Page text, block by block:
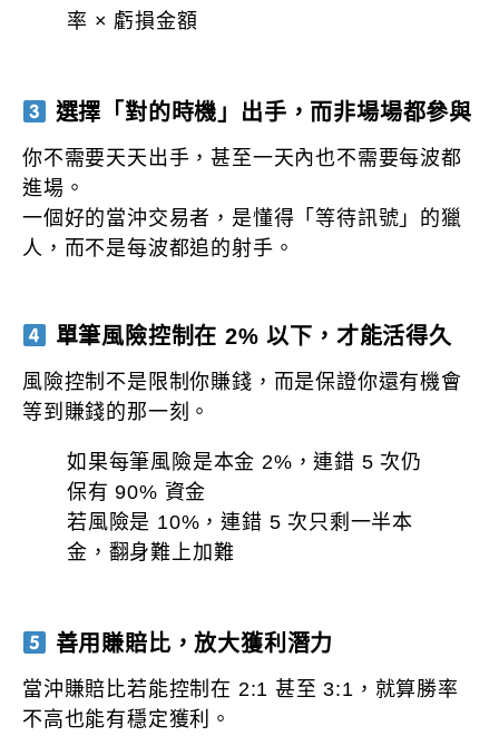
率 × 虧損金額
選擇「對的時機」出手，而非場場都參與
你不需要天天出手，甚至一天內也不需要每波都
進場。
一個好的當沖交易者，是懂得「等待訊號」的獵
人，而不是每波都追的射手。
單筆風險控制在 2% 以下，才能活得久
風險控制不是限制你賺錢，而是保證你還有機會
等到賺錢的那一刻。
如果每筆風險是本金 2%，連錯 5 次仍
保有 90% 資金
若風險是 10%，連錯 5 次只剩一半本
金，翻身難上加難
善用賺賠比，放大獲利潛力
當沖賺賠比若能控制在 2:1 甚至 3:1，就算勝率
不高也能有穩定獲利。